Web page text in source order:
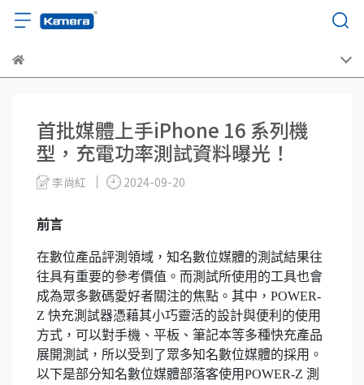
首批媒體上手iPhone 16 系列機
型，充電功率測試資料曝光！
李尚紅 2024-09-20
前言
在數位產品評測領域，知名數位媒體的測試結果往
往具有重要的參考價值。而測試所使用的工具也會
成為眾多數碼愛好者關注的焦點。其中，POWER-
Z 快充測試器憑藉其小巧靈活的設計與便利的使用
方式，可以對手機、平板、筆記本等多種快充產品
展開測試，所以受到了眾多知名數位媒體的採用。
以下是部分知名數位媒體部落客使用POWER-Z 測